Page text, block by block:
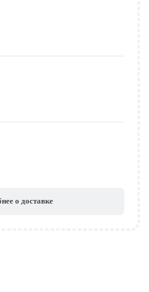
о доставке